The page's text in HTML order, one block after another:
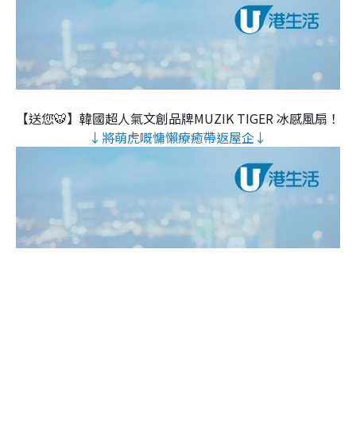
【送您🐯】韓國超人氣文創品牌MUZIK TIGER 冰感風扇！
↓將萌虎嘅慵懶療癒帶返屋企↓